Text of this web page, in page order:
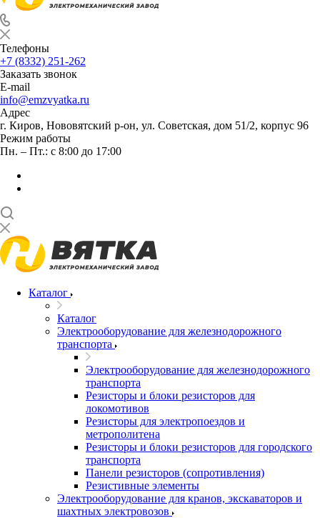
Телефоны
+7 (8332) 251-262
Заказать звонок
E-mail
info@emzvyatka.ru
Адрес
г. Киров, Нововятский р-он, ул. Советская, дом 51/2, корпус 96
Режим работы
Пн. – Пт.: с 8:00 до 17:00
Каталог
Каталог
Электрооборудование для железнодорожного
транспорта
Электрооборудование для железнодорожного
транспорта
Резисторы и блоки резисторов для
локомотивов
Резисторы для электропоездов и
метрополитена
Резисторы и блоки резисторов для городского
транспорта
Панели резисторов (сопротивления)
Резистивные элементы
Электрооборудование для кранов, экскаваторов и
шахтных электровозов